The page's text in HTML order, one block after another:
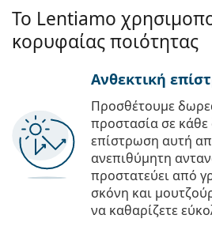
Το Lentiamo
κορυφαίας ποιότητας
Ανθεκτική
Προσθέτουμε
προστασία σε
επίστρωση αυτή
ανεπιθύμητη
προστατεύει από
σκόνη και
να καθαρίζετε